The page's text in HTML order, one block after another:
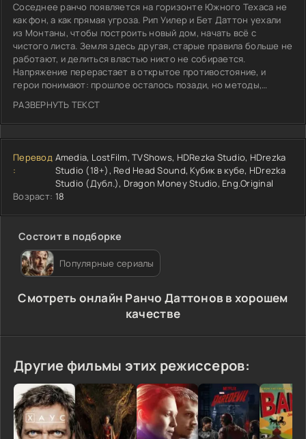
Соседнее ранчо появляется на горизонте Южного Техаса не
как фон, а как прямая угроза. Рип Уилер и Бет Даттон уехали
из Монтаны, чтобы построить новый дом, начать всё с
чистого листа. Земля здесь другая, старые правила больше не
работают, и делиться властью никто не собирается.
Напряжение перерастает в открытое противостояние, и
герои понимают: прошлое осталось позади, но методы,
уходит, развязка близка, и каждый день приближает момент,
когда придётся выбирать, кем они стали на самом деле. «Мы
думали, что сможем начать заново. Но мы принесли себя с
РАЗВЕРНУТЬ ТЕКСТ
Перевод
:
Amedia, LostFilm, TVShows, HDRezka Studio, HDrezka
Studio (18+), Red Head Sound, Кубик в кубе, HDrezka
Studio (Дубл.), Dragon Money Studio, Eng.Original
Возраст: 18
Состоит в подборке
Популярные сериалы
Cмотреть онлайн Ранчо Даттонов в хорошем
качестве
Другие фильмы этих режиссеров: